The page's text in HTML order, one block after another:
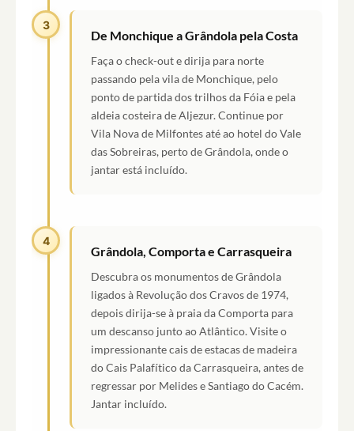
3
De Monchique a Grândola pela Costa
Faça o check-out e dirija para norte
passando pela vila de Monchique, pelo
ponto de partida dos trilhos da Fóia e pela
aldeia costeira de Aljezur. Continue por
Vila Nova de Milfontes até ao hotel do Vale
das Sobreiras, perto de Grândola, onde o
jantar está incluído.
4
Grândola, Comporta e Carrasqueira
Descubra os monumentos de Grândola
ligados à Revolução dos Cravos de 1974,
depois dirija-se à praia da Comporta para
um descanso junto ao Atlântico. Visite o
impressionante cais de estacas de madeira
do Cais Palafítico da Carrasqueira, antes de
regressar por Melides e Santiago do Cacém.
Jantar incluído.